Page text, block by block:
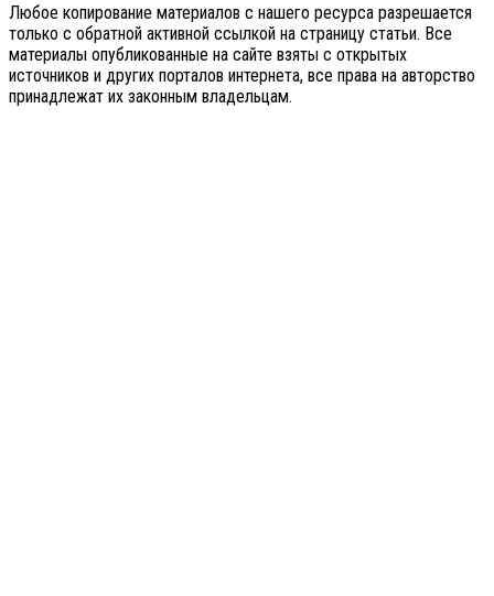
Любое копирование материалов с нашего ресурса разрешается
только с обратной активной ссылкой на страницу статьи. Все
материалы опубликованные на сайте взяты с открытых
источников и других порталов интернета, все права на авторство
принадлежат их законным владельцам.